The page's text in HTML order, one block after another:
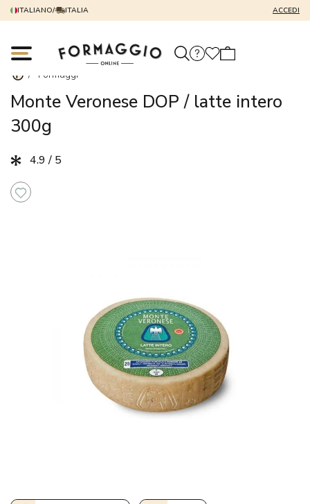
ITALIANO/ ITALIA ACCEDI
/ Formaggi
Monte Veronese DOP / latte intero
300g
4.9 / 5